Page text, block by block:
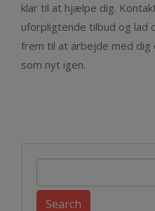
klar til at hjælpe dig.
uforpligtende tilbud og lad
frem til at arbejde med dig
som nyt igen.
for: